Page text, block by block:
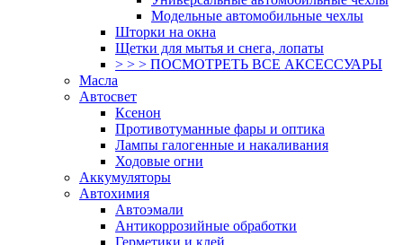
Модельные автомобильные чехлы
Шторки на окна
Щетки для мытья и снега, лопаты
> > > ПОСМОТРЕТЬ ВСЕ АКСЕССУАРЫ
Масла
Автосвет
Ксенон
Противотуманные фары и оптика
Лампы галогенные и накаливания
Ходовые огни
Аккумуляторы
Автохимия
Автоэмали
Антикоррозийные обработки
Герметики и клей